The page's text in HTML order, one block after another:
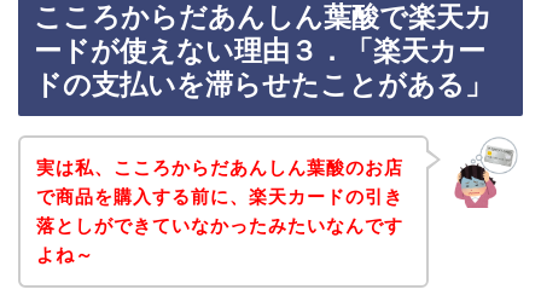
こころからだあんしん葉酸で楽天カ
ードが使えない理由３．「楽天カー
ドの支払いを滞らせたことがある」
実は私、こころからだあんしん葉酸のお店
で商品を購入する前に、楽天カードの引き
落としができていなかったみたいなんです
よね～